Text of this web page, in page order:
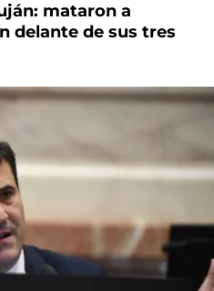
mataron a
delante de sus tres